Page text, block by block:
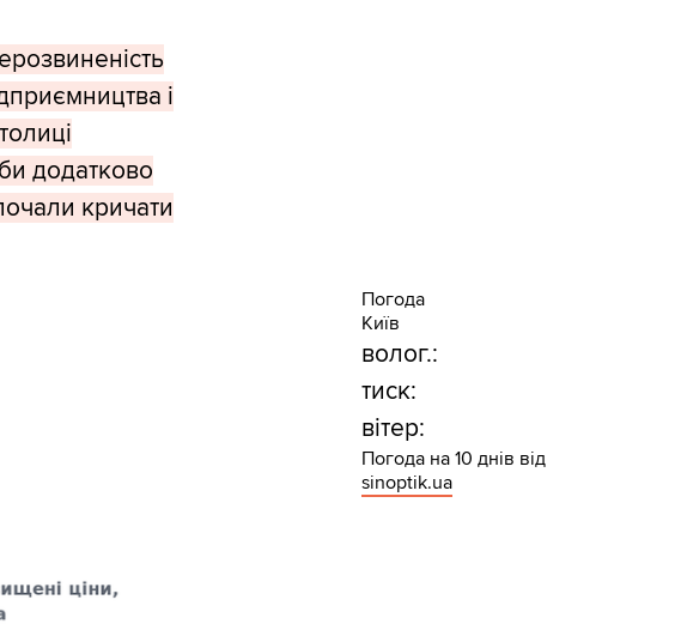
і
додатково
кричати
Погода
Київ
волог.:
тиск:
вітер:
Погода на 10 днів від
sinoptik.ua